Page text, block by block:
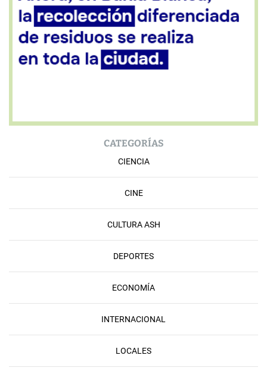
CATEGORÍAS
CIENCIA
CINE
CULTURA ASH
DEPORTES
ECONOMÍA
INTERNACIONAL
LOCALES